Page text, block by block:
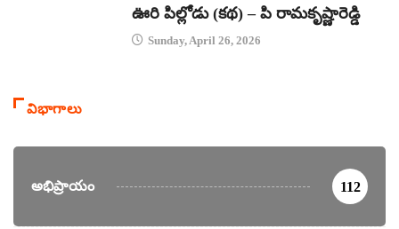
ఊరి పిల్లోడు (కథ) – పి రామకృష్ణారెడ్డి
Sunday, April 26, 2026
విభాగాలు
అభిప్రాయం 112